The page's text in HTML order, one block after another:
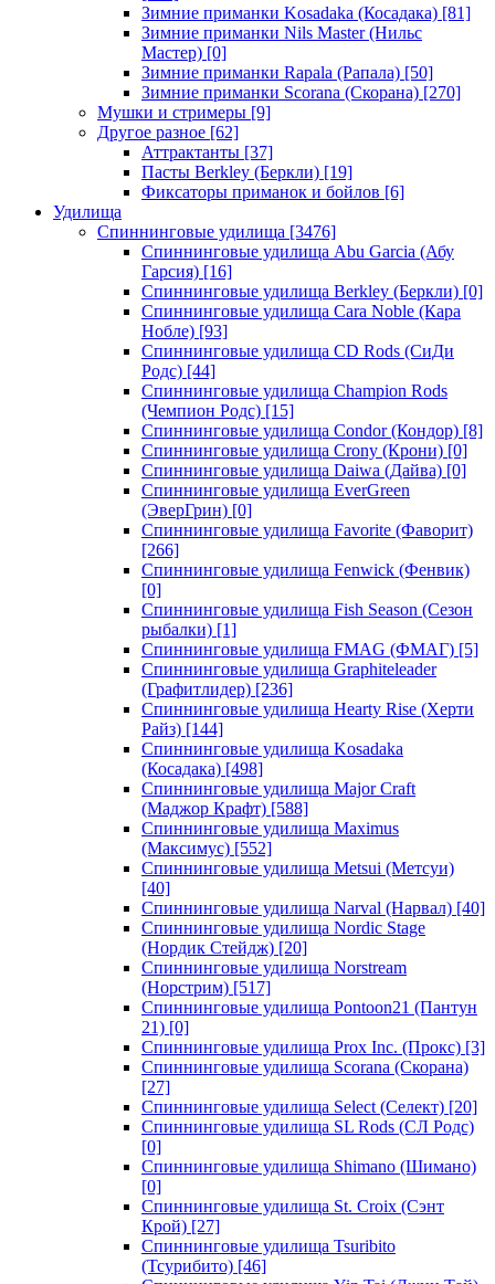
Зимние приманки Kosadaka (Косадака) [81]
Зимние приманки Nils Master (Нильс
Мастер) [0]
Зимние приманки Rapala (Рапала) [50]
Зимние приманки Scorana (Скорана) [270]
Мушки и стримеры [9]
Другое разное [62]
Аттрактанты [37]
Пасты Berkley (Беркли) [19]
Фиксаторы приманок и бойлов [6]
Удилища
Спиннинговые удилища [3476]
Спиннинговые удилища Abu Garcia (Абу
Гарсия) [16]
Спиннинговые удилища Berkley (Беркли) [0]
Спиннинговые удилища Cara Noble (Кара
Нобле) [93]
Спиннинговые удилища CD Rods (СиДи
Родс) [44]
Спиннинговые удилища Champion Rods
(Чемпион Родс) [15]
Спиннинговые удилища Condor (Кондор) [8]
Спиннинговые удилища Crony (Крони) [0]
Спиннинговые удилища Daiwa (Дайва) [0]
Спиннинговые удилища EverGreen
(ЭверГрин) [0]
Спиннинговые удилища Favorite (Фаворит)
[266]
Спиннинговые удилища Fenwick (Фенвик)
[0]
Спиннинговые удилища Fish Season (Сезон
рыбалки) [1]
Спиннинговые удилища FMAG (ФМАГ) [5]
Спиннинговые удилища Graphiteleader
(Графитлидер) [236]
Спиннинговые удилища Hearty Rise (Херти
Райз) [144]
Спиннинговые удилища Kosadaka
(Косадака) [498]
Спиннинговые удилища Major Craft
(Маджор Крафт) [588]
Спиннинговые удилища Maximus
(Максимус) [552]
Спиннинговые удилища Metsui (Метсуи)
[40]
Спиннинговые удилища Narval (Нарвал) [40]
Спиннинговые удилища Nordic Stage
(Нордик Стейдж) [20]
Спиннинговые удилища Norstream
(Норстрим) [517]
Спиннинговые удилища Pontoon21 (Пантун
21) [0]
Спиннинговые удилища Prox Inc. (Прокс) [3]
Спиннинговые удилища Scorana (Скорана)
[27]
Спиннинговые удилища Select (Селект) [20]
Спиннинговые удилища SL Rods (СЛ Родс)
[0]
Спиннинговые удилища Shimano (Шимано)
[0]
Спиннинговые удилища St. Croix (Сэнт
Крой) [27]
Спиннинговые удилища Tsuribito
(Тсурибито) [46]